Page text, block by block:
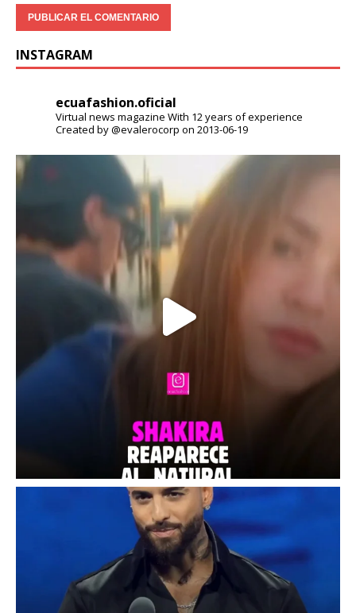
INSTAGRAM
ecuafashion.oficial
Virtual news magazine With 12 years of experience
Created by @evalerocorp on 2013-06-19